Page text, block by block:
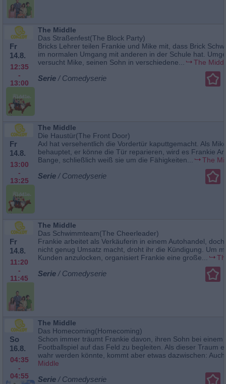
Fr
14.8.
12:35
-
13:00
The Middle
Das Straßenfest(The Block Party)
Bricks Lehrer teilen Frankie und Mike mit, dass Brick
im normalen Umgang mit anderen in der Schule hat.
versucht Mike, seinen Sohn in verschiedene...
The
Serie / Comedyserie
Fr
14.8.
13:00
-
13:25
The Middle
Die Haustür(The Front Door)
Axl hat versehentlich die Vordertür kaputtgemacht. Als
behauptet, er könne die Tür reparieren, wird es Frankie
Bange, schließlich weiß sie um die Fähigkeiten...
The
Serie / Comedyserie
Fr
14.8.
11:20
-
11:45
The Middle
Das Schwimmteam(The Cheerleader)
Frankie arbeitet als Verkäuferin in einem Autohandel,
nicht genug Umsatz macht, droht ihr die Kündigung. Um
Kunden anzulocken, organisiert Frankie eine große...
Serie / Comedyserie
So
16.8.
04:35
-
04:55
The Middle
Das Homecoming(Homecoming)
Schon immer träumt Frankie davon, ihren Sohn bei einem
Footballspiel auf das Feld zu begleiten. Als dieser Traum
wahr werden könnte, kommt aber etwas dazwischen:
Middle
Serie / Comedyserie